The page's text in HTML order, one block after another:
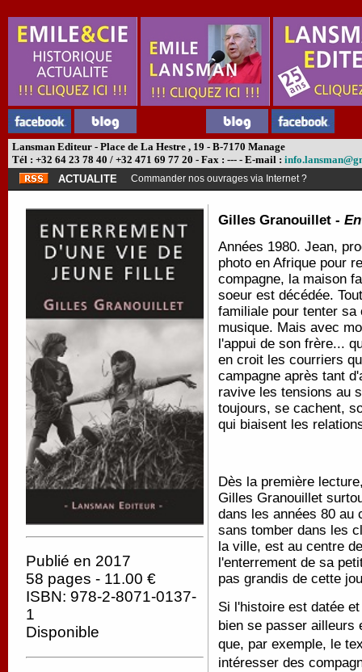
Lansman Editeur - Place de La Hestre , 19 - B-7170 Manage
Tél : +32 64 23 78 40 / +32 471 69 77 20 - Fax : --- - E-mail :
ACTUALITE
Commander nos ouvrages via Internet ?
Publié en 2017
58 pages - 11.00 €
ISBN: 978-2-8071-0137-
1
Disponible
Gilles Granouillet -
Années 1980. Jean,
photo en Afrique pour
compagne, la maison
soeur est décédée.
familiale pour tenter sa
musique. Mais avec
l'appui de son frère...
en croit les courriers
campagne après tant
ravive les tensions au
toujours, se cachent,
qui biaisent les
Dès la première
Gilles Granouillet
dans les années 80 au
sans tomber dans les
la ville, est au centre
l'enterrement de sa
pas grandis de cette
Si l'histoire est datée
bien se passer ailleurs
que, par exemple, le
intéresser des